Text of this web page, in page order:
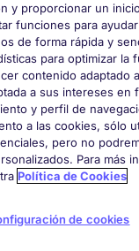
empleo
y proporcionar un
funciones para
de forma rápida y
para optimizar la
contenido adaptado
a sus intereses en
y perfil de
a las cookies, sólo
pero no
Para más
Política de Cookies
de cookies